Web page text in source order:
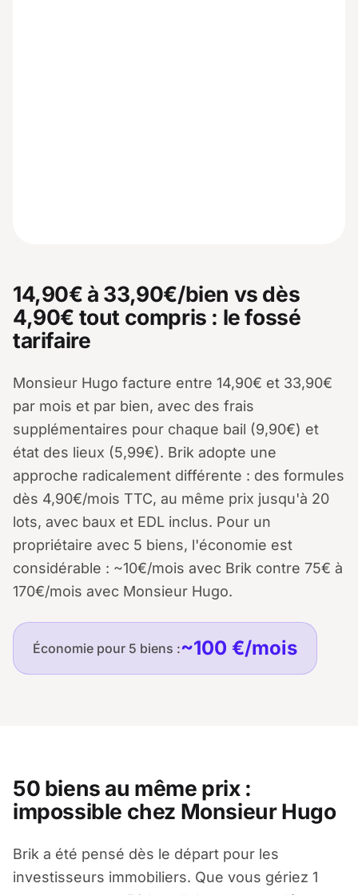
14,90€ à 33,90€/bien vs dès
4,90€ tout compris : le fossé
tarifaire
Monsieur Hugo facture entre 14,90€ et 33,90€
par mois et par bien, avec des frais
supplémentaires pour chaque bail (9,90€) et
état des lieux (5,99€). Brik adopte une
approche radicalement différente : des formules
dès 4,90€/mois TTC, au même prix jusqu'à 20
lots, avec baux et EDL inclus. Pour un
propriétaire avec 5 biens, l'économie est
considérable : ~10€/mois avec Brik contre 75€ à
170€/mois avec Monsieur Hugo.
Économie pour 5 biens :~100 €/mois
50 biens au même prix :
impossible chez Monsieur Hugo
Brik a été pensé dès le départ pour les
investisseurs immobiliers. Que vous gériez 1